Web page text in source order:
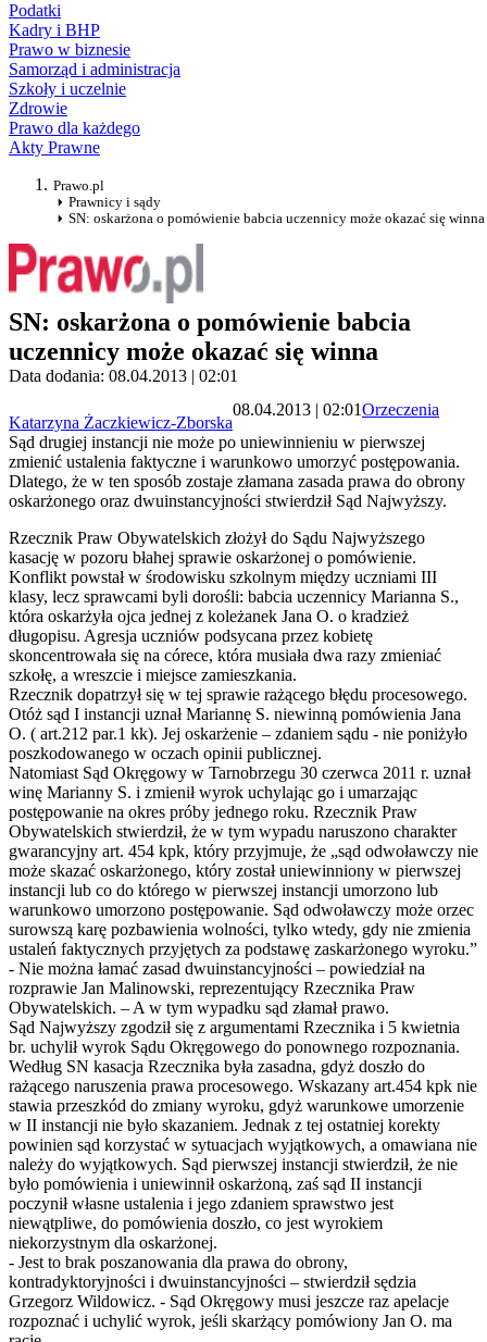
Podatki
Kadry i BHP
Prawo w biznesie
Samorząd i administracja
Szkoły i uczelnie
Zdrowie
Prawo dla każdego
Akty Prawne
Prawo.pl
Prawnicy i sądy
SN: oskarżona o pomówienie babcia uczennicy może okazać się winna
SN: oskarżona o pomówienie babcia
uczennicy może okazać się winna
Data dodania: 08.04.2013 | 02:01
Katarzyna Żaczkiewicz-Zborska
08.04.2013 | 02:01Orzeczenia
Sąd drugiej instancji nie może po uniewinnieniu w pierwszej
zmienić ustalenia faktyczne i warunkowo umorzyć postępowania.
Dlatego, że w ten sposób zostaje złamana zasada prawa do obrony
oskarżonego oraz dwuinstancyjności stwierdził Sąd Najwyższy.
Rzecznik Praw Obywatelskich złożył do Sądu Najwyższego
kasację w pozoru błahej sprawie oskarżonej o pomówienie.
Konflikt powstał w środowisku szkolnym między uczniami III
klasy, lecz sprawcami byli dorośli: babcia uczennicy Marianna S.,
która oskarżyła ojca jednej z koleżanek Jana O. o kradzież
długopisu. Agresja uczniów podsycana przez kobietę
skoncentrowała się na córece, która musiała dwa razy zmieniać
szkołę, a wreszcie i miejsce zamieszkania.
Rzecznik dopatrzył się w tej sprawie rażącego błędu procesowego.
Otóż sąd I instancji uznał Mariannę S. niewinną pomówienia Jana
O. ( art.212 par.1 kk). Jej oskarżenie – zdaniem sądu - nie poniżyło
poszkodowanego w oczach opinii publicznej.
Natomiast Sąd Okręgowy w Tarnobrzegu 30 czerwca 2011 r. uznał
winę Marianny S. i zmienił wyrok uchylając go i umarzając
postępowanie na okres próby jednego roku. Rzecznik Praw
Obywatelskich stwierdził, że w tym wypadu naruszono charakter
gwarancyjny art. 454 kpk, który przyjmuje, że „sąd odwoławczy nie
może skazać oskarżonego, który został uniewinniony w pierwszej
instancji lub co do którego w pierwszej instancji umorzono lub
warunkowo umorzono postępowanie. Sąd odwoławczy może orzec
surowszą karę pozbawienia wolności, tylko wtedy, gdy nie zmienia
ustaleń faktycznych przyjętych za podstawę zaskarżonego wyroku.”
- Nie można łamać zasad dwuinstancyjności – powiedział na
rozprawie Jan Malinowski, reprezentujący Rzecznika Praw
Obywatelskich. – A w tym wypadku sąd złamał prawo.
Sąd Najwyższy zgodził się z argumentami Rzecznika i 5 kwietnia
br. uchylił wyrok Sądu Okręgowego do ponownego rozpoznania.
Według SN kasacja Rzecznika była zasadna, gdyż doszło do
rażącego naruszenia prawa procesowego. Wskazany art.454 kpk nie
stawia przeszkód do zmiany wyroku, gdyż warunkowe umorzenie
w II instancji nie było skazaniem. Jednak z tej ostatniej korekty
powinien sąd korzystać w sytuacjach wyjątkowych, a omawiana nie
należy do wyjątkowych. Sąd pierwszej instancji stwierdził, że nie
było pomówienia i uniewinnił oskarżoną, zaś sąd II instancji
poczynił własne ustalenia i jego zdaniem sprawstwo jest
niewątpliwe, do pomówienia doszło, co jest wyrokiem
niekorzystnym dla oskarżonej.
- Jest to brak poszanowania dla prawa do obrony,
kontradyktoryjności i dwuinstancyjności – stwierdził sędzia
Grzegorz Wildowicz. - Sąd Okręgowy musi jeszcze raz apelacje
rozpoznać i uchylić wyrok, jeśli skarżący pomówiony Jan O. ma